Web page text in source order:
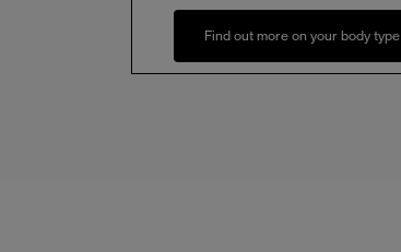
Find out more on your body type